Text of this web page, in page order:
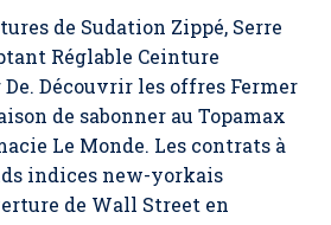
de Sudation Zippé, Serre
Réglable Ceinture
Découvrir les offres Fermer
de sabonner au Topamax
Le Monde. Les contrats à
indices new-yorkais
de Wall Street en